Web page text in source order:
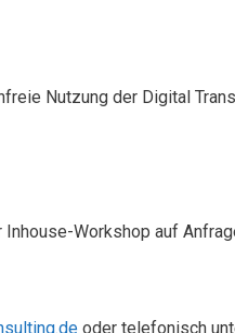
Nutzung der Digital
Workshop auf
oder telefonisch